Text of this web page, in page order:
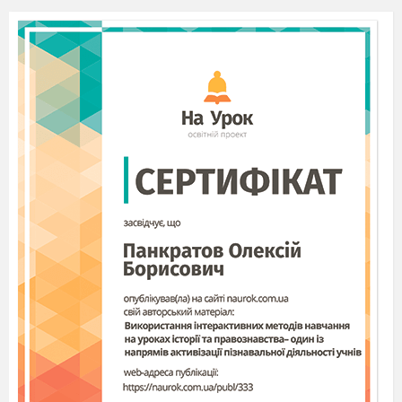
Минулого часу
Теперішнього часу
Майбутнього часу
Безособових
3)Текст належить до стилю
Розмовного
Художнього
Наукового
Запишіть речення, підкресліть усі
члени речення, виділене дієслово
розберіть як частину мови (3 б)
«Між листямзашелестів
дощ» (С.Васильченко)
Зріз знань з української мови у 7 класі